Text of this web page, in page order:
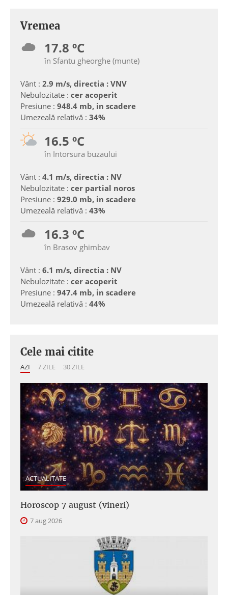
Vremea
17.8 ºC
în Sfantu gheorghe (munte)
Vânt : 2.9 m/s, directia : VNV
Nebulozitate : cer acoperit
Presiune : 948.4 mb, in scadere
Umezeală relativă : 34%
16.5 ºC
în Intorsura buzaului
Vânt : 4.1 m/s, directia : NV
Nebulozitate : cer partial noros
Presiune : 929.0 mb, in scadere
Umezeală relativă : 43%
16.3 ºC
în Brasov ghimbav
Vânt : 6.1 m/s, directia : NV
Nebulozitate : cer acoperit
Presiune : 947.4 mb, in scadere
Umezeală relativă : 44%
Cele mai citite
AZI 7 ZILE 30 ZILE
ACTUALITATE
Horoscop 7 august (vineri)
7 aug 2026